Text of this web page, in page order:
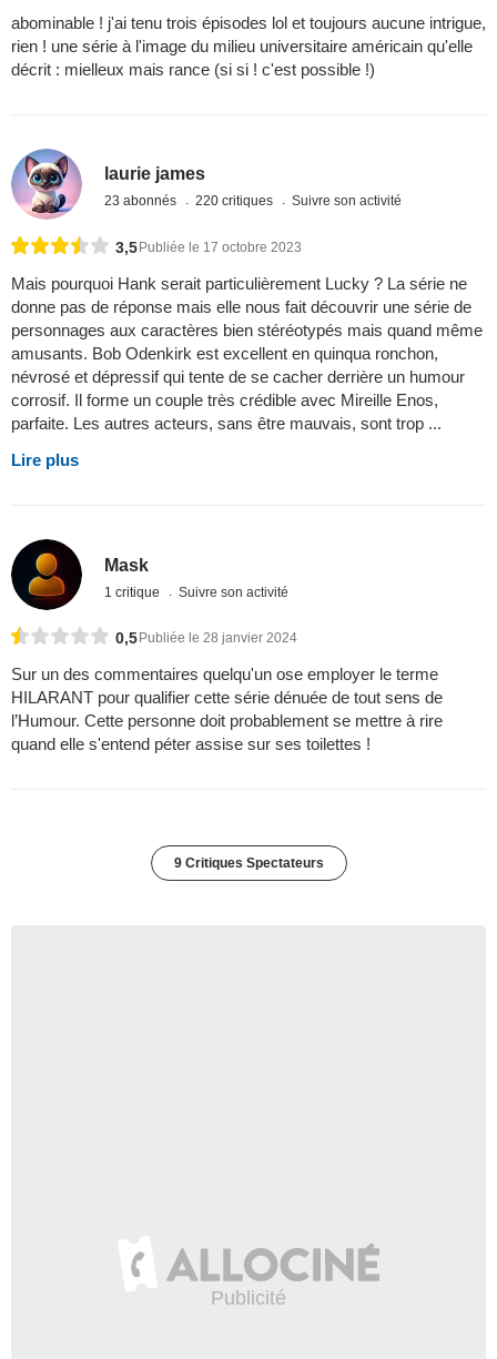
abominable ! j'ai tenu trois épisodes lol et toujours aucune intrigue,
rien ! une série à l'image du milieu universitaire américain qu'elle
décrit : mielleux mais rance (si si ! c'est possible !)
laurie james
23 abonnés 220 critiques Suivre son activité
3,5 Publiée le 17 octobre 2023
Mais pourquoi Hank serait particulièrement Lucky ? La série ne
donne pas de réponse mais elle nous fait découvrir une série de
personnages aux caractères bien stéréotypés mais quand même
amusants. Bob Odenkirk est excellent en quinqua ronchon,
névrosé et dépressif qui tente de se cacher derrière un humour
corrosif. Il forme un couple très crédible avec Mireille Enos,
parfaite. Les autres acteurs, sans être mauvais, sont trop ...
Lire plus
Mask
1 critique Suivre son activité
0,5 Publiée le 28 janvier 2024
Sur un des commentaires quelqu'un ose employer le terme
HILARANT pour qualifier cette série dénuée de tout sens de
l’Humour. Cette personne doit probablement se mettre à rire
quand elle s'entend péter assise sur ses toilettes !
9 Critiques Spectateurs